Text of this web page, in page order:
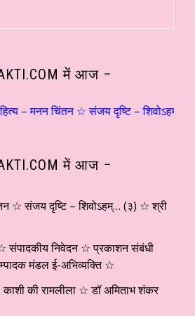
में आज –
चिंतन ☆ संजय दृष्टि –
में आज –
☆ संजय दृष्टि – शिवोऽहम्… (३) ☆ श्री
निवेदन ☆ प्रकाशन संबंधी
मंडल ई-अभिव्यक्ति ☆
की रामलीला ☆ डॉ अमिताभ शंकर